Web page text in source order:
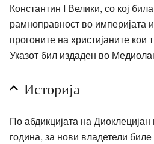
Константин I Велики, со кој
рамноправност во империјата
прогоните на христијаните кои
Указот бил издаден во
Историја
По абдикцијата на
година, за нови владетели